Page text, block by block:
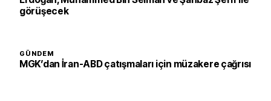
görüşecek
GÜNDEM
MGK’dan İran-ABD çatışmaları için müzakere çağrısı